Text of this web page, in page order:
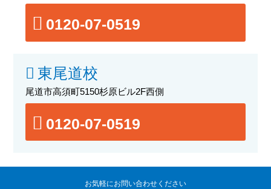
0120-07-0519
東尾道校
尾道市高須町5150杉原ビル2F西側
0120-07-0519
お気軽にお問い合わせください